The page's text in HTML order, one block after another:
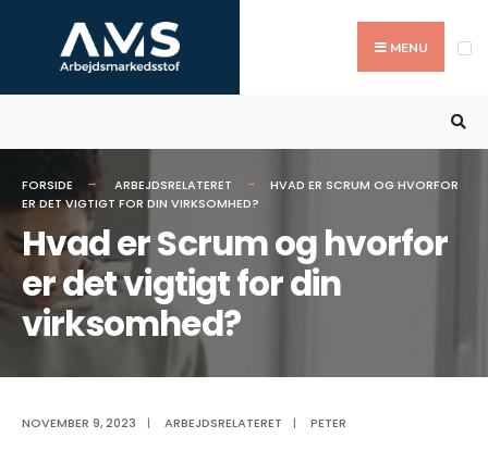
MENU
FORSIDE ARBEJDSRELATERET
HVAD ER SCRUM OG HVORFOR
ER DET VIGTIGT FOR DIN VIRKSOMHED?
Hvad er Scrum og hvorfor
er det vigtigt for din
virksomhed?
NOVEMBER 9, 2023 | ARBEJDSRELATERET | PETER
for: